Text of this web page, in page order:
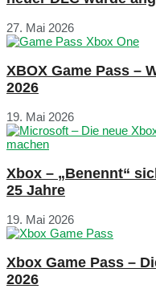
27. Mai 2026
XBOX Game Pass –
2026
19. Mai 2026
Xbox – „Benennt“
25 Jahre
19. Mai 2026
Xbox Game Pass –
2026